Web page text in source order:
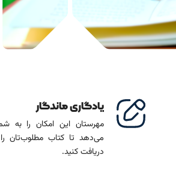
یادگاری ماندگار
مهرستان این امکان را به
می‌دهد تا کتاب مطلوب‌تان
دریافت کنید.